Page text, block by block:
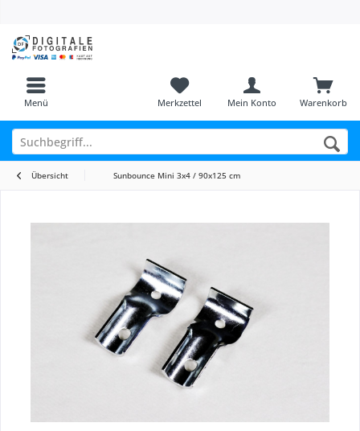
Menü Warenkorb
Merkzettel Mein Konto
Übersicht Sunbounce Mini 3x4 / 90x125 cm